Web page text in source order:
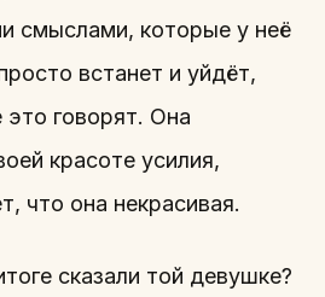
смыслами, которые у неё
встанет и уйдёт,
это говорят. Она
красоте усилия,
что она некрасивая.
сказали той девушке?